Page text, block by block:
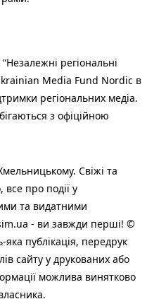
регіональні
Media Fund Nordic в
регіональних медіа.
з офіційною
Свіжі та
про події у
та видатними
- ви завжди перші! ©
яка публiкацiя, передрук
сайту у друкованих або
можлива винятково